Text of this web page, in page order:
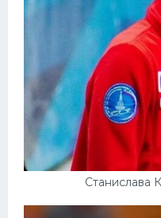
Станислава